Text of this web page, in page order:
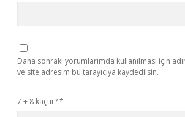
Daha sonraki yorumlarımda kullanılması için
ve site adresim bu tarayıcıya kaydedilsin.
7 + 8 kaçtır?*